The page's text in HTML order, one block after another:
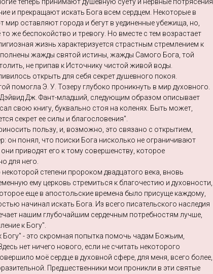
теперь принимают душевную суету и нервные потрясения
и прекращают искать Бога всем сердцем. Некоторые в
мир оставляют города и бегут в уединенные убежища, но,
же беспокойство и тревогу. Но вместе с тем возрастает
жизнь характеризуется страстным стремлением к
жажды святой истины, жажды Самого Бога, той
не припав к Источнику чистой живой воды.
открыть для себя секрет душевного покоя.
помогла Э. У. Тозеру глубоко проникнуть в мир духовного.
Дэйвид Дж. Фант-младший, следующим образом описывает
свою книгу, буквально стоя на коленях. Быть может,
секрет ее силы и благословения".
пользу, и, возможно, это связано с открытием,
он понял, что поиски Бога нисколько не ограничивают
приводят его к тому совершенству, которое
для него.
степени пророком двадцатого века, вновь
ему церковь стремиться к благочестию и духовности,
еще в апостольские времена было присуще каждому,
начинал искать Бога. Из всего писательского наследия
нашим глубочайшим сердечным потребностям лучше,
к Богу".
Богу" - это скромная попытка помочь чадам Божьим,
нет ничего нового, если не считать некоторого
моё сердце в духовной сфере, для меня, всего более,
Предшественники мои проникли в эти святые